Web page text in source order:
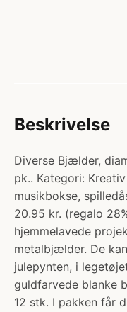
Beskrivelse
Diverse Bjælder,
pk.. Kategori:
musikbokse,
20.95 kr. (regalo
hjemmelavede
metalbjælder. De
julepynten, i
guldfarvede blanke
12 stk. I pakken får